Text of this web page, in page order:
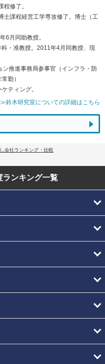
修了。
士課程経営工学専攻修了。博士（工
6月同助教授。
・准教授。2011年4月同教授、現
推進事務局参事官（インフラ・防
勤）
ティング。
≫鈴木研究室についての詳細はこちら
会社ランキング・比較
ランキング一覧